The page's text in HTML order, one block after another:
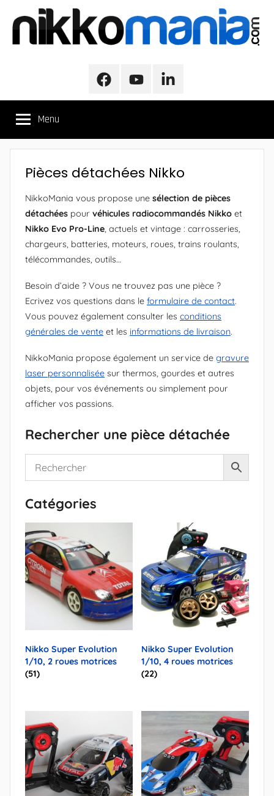
contenu
NikkoMania
Véhicules
/
FacebookYoutubeLinkedIn
Menu
Pièces détachées Nikko
NikkoMania vous propose une sélection de pièces
détachées pour véhicules radiocommandés Nikko et
Nikko Evo Pro-Line, actuels et vintage : carrosseries,
chargeurs, batteries, moteurs, roues, trains roulants,
télécommandes, outils…
Besoin d’aide ? Vous ne trouvez pas une pièce ?
Ecrivez vos questions dans le formulaire de contact.
Vous pouvez également consulter les conditions
générales de vente et les informations de livraison.
NikkoMania propose également un service de gravure
laser personnalisée sur thermos, gourdes et autres
objets, pour vos événements ou simplement pour
afficher vos passions.
Rechercher une pièce détachée
Catégories
Nikko Super Evolution
1/10, 2 roues motrices
(51)
Nikko Super Evolution
1/10, 4 roues motrices
(22)